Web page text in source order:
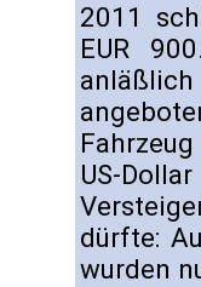
2011
EUR
US-
dürfte:
wurden